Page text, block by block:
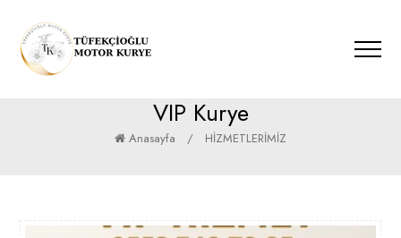
VIP Kurye
Anasayfa / HİZMETLERİMİZ